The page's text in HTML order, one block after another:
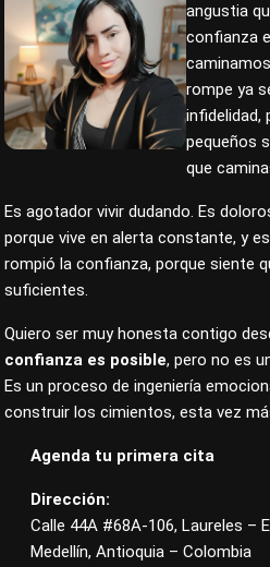
angustia
confianza
rompe ya
infidelidad,
pequeños
que
Es agotador vivir dudando. Es
porque vive en alerta constante, y
rompió la confianza, porque siente
suficientes.
Quiero ser muy honesta contigo
confianza es posible, pero no es
Es un proceso de ingeniería
construir los cimientos, esta vez
Agenda tu primera cita
Dirección:
Calle 44A #68A-106, Laureles –
Medellín, Antioquia – Colombia